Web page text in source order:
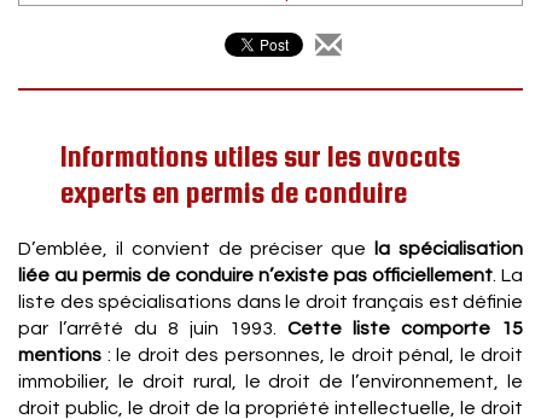
Informations utiles sur les avocats
experts en permis de conduire
D’emblée, il convient de préciser que
la spécialisation
liée au permis de conduire n’existe pas officiellement . La
liste des spécialisations dans le droit français est définie
par l’arrêté du 8 juin 1993. Cette liste comporte 15
mentions : le droit des personnes, le droit pénal, le droit
immobilier, le droit rural, le droit de l’environnement, le
droit public, le droit de la propriété intellectuelle, le droit